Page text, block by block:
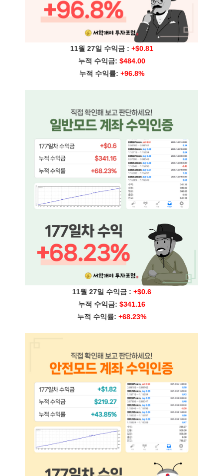
11월 27일 수익금 : +$0.81
누적 수익금: $484.00
누적 수익률: +96.8%
11월 27일 수익금 : +$0.6
누적 수익금: $341.16
누적 수익률: +68.23%